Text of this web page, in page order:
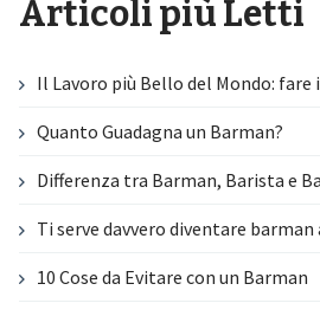
Articoli più Letti
Il Lavoro più Bello del Mondo: fare
Quanto Guadagna un Barman?
Differenza tra Barman, Barista e
Ti serve davvero diventare
10 Cose da Evitare con un Barman